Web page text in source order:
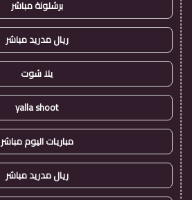
برشلونة مباشر
ريال مدريد مباشر
يلا شوت
yalla shoot
مباريات اليوم مباشر
ريال مدريد مباشر